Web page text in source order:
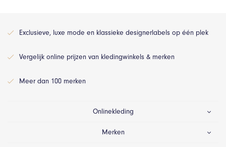
Exclusieve, luxe mode en klassieke designerlabels op één plek
Vergelijk online prijzen van kledingwinkels & merken
Meer dan 100 merken
Onlinekleding
Merken